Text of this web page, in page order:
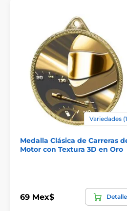
El producto aparece en
Medallas Go Kart
Medallas del automovilismo
Variedades
Medalla Clásica de Carreras
Motor con Textura 3D en Oro
69 Mex$ Detalle